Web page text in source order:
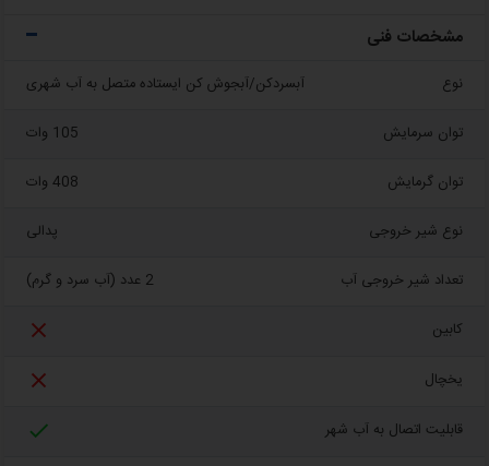
مشخصات فنی
نوع آبسردکن/آبجوش کن ایستاده متصل به آب شهری
توان سرمایش 105 وات
توان گرمایش 408 وات
نوع شیر خروجی پدالی
تعداد شیر خروجی آب 2 عدد (آب سرد و گرم)
کابین 
یخچال 
قابلیت اتصال به آب شهر 